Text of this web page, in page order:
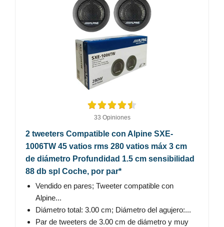
33 Opiniones
2 tweeters Compatible con Alpine SXE-
1006TW 45 vatios rms 280 vatios máx 3 cm
de diámetro Profundidad 1.5 cm sensibilidad
88 db spl Coche, por par*
Vendido en pares; Tweeter compatible con
Alpine...
Diámetro total: 3.00 cm; Diámetro del agujero:...
Par de tweeters de 3.00 cm de diámetro y muy